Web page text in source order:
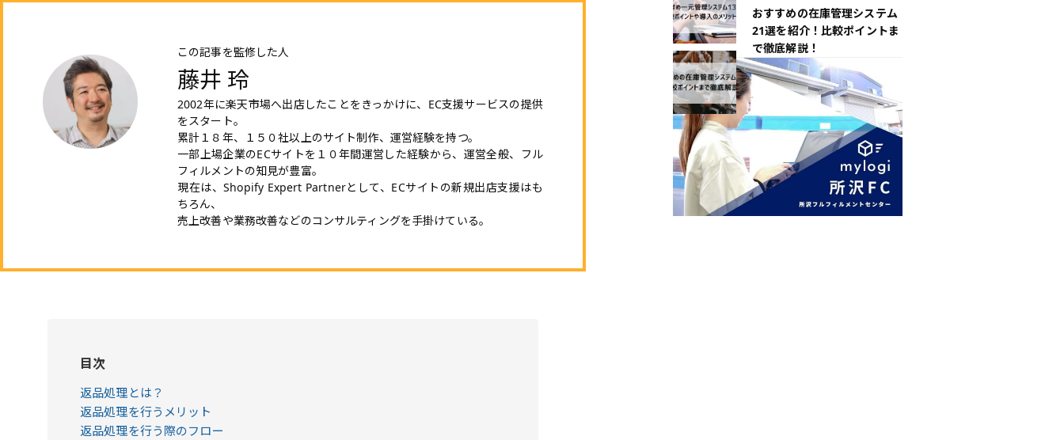
この記事を監修した人
藤井 玲
2002年に楽天市場へ出店したことをきっかけに、EC支援サービスの提供
をスタート。
累計１８年、１５０社以上のサイト制作、運営経験を持つ。
一部上場企業のECサイトを１０年間運営した経験から、運営全般、フル
フィルメントの知見が豊富。
現在は、Shopify Expert Partnerとして、ECサイトの新規出店支援はも
ちろん、
売上改善や業務改善などのコンサルティングを手掛けている。
目次
返品処理とは？
返品処理を行うメリット
返品処理を行う際のフロー
おすすめの在庫管理システム
21選を紹介！比較ポイントま
で徹底解説！